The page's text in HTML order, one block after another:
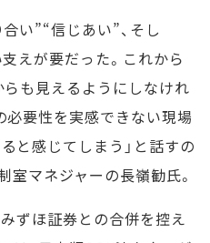
い”“信じあい”、そし
えが要だった。これから
らも見えるようにしなけれ
必要性を実感できない現場
と感じてしまう」と話すの
室マネジャーの長嶺勧氏。
ずほ証券との合併を控え